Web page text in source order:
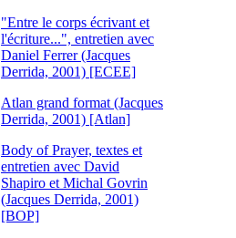
"Entre le corps écrivant et
l'écriture...", entretien avec
Daniel Ferrer (Jacques
Derrida, 2001) [ECEE]
Atlan grand format (Jacques
Derrida, 2001) [Atlan]
Body of Prayer, textes et
entretien avec David
Shapiro et Michal Govrin
(Jacques Derrida, 2001)
[BOP]